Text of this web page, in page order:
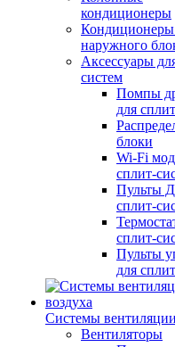
кондиционеры
Кондиционеры
наружного
Аксессуары
систем
Помпы
для
блоки
Wi-Fi
сплит-
Пульты
сплит-
сплит-
Пульты
для
Системы
Вентиляторы